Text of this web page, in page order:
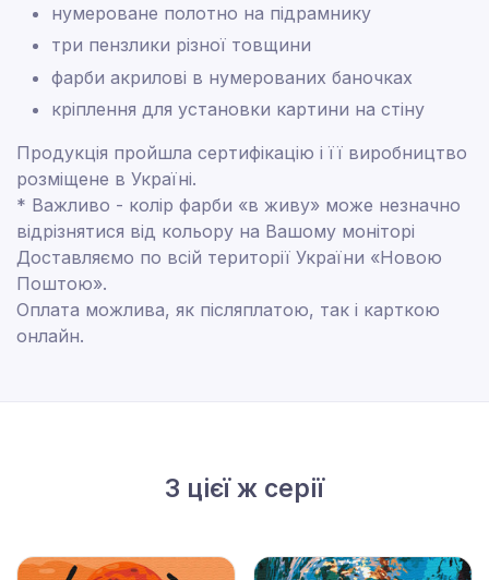
нумероване полотно на підрамнику
три пензлики різної товщини
фарби акрилові в нумерованих баночках
кріплення для установки картини на стіну
Продукція пройшла сертифікацію і її виробництво
розміщене в Україні.
* Важливо - колір фарби «в живу» може незначно
відрізнятися від кольору на Вашому моніторі
Доставляємо по всій території України «Новою
Поштою».
Оплата можлива, як післяплатою, так і карткою
онлайн.
З цієї ж серії